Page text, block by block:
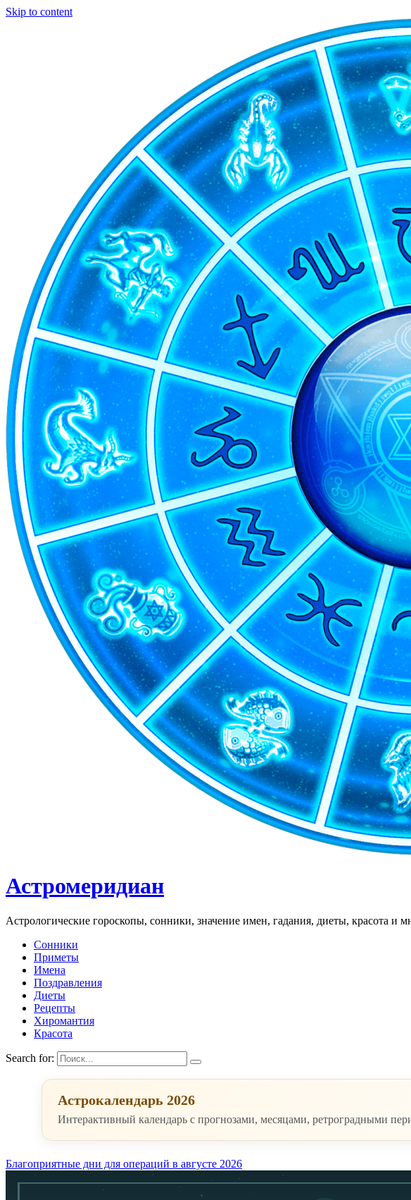
Skip to content
Астромеридиан
Астрологические гороскопы, сонники, значение имен, гадания, диеты, красота и
Сонники
Приметы
Имена
Поздравления
Диеты
Рецепты
Хиромантия
Красота
Search for:
Астрокалендарь 2026
Интерактивный календарь с прогнозами, месяцами, ретроградными
Благоприятные дни для операций в августе 2026